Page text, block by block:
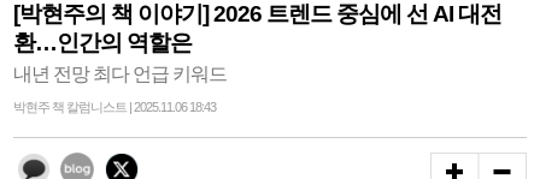
[박현주의 책 이야기] 2026 트렌드 중심에 선 AI 대전
환…인간의 역할은
내년 전망 최다 언급 키워드
박현주 책 칼럼니스트 | 2025.11.06 18:43